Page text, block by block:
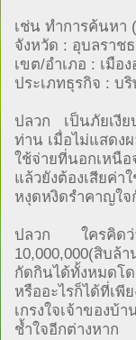
เช่น ทำการค้นหา
จังหวัด : อุบลราช
เขต/อำเภอ : เมือ
ประเภทธุรกิจ : บ
ปลวก เป็นภัยเงีย
ท่าน เมื่อไม่แสดง
ใช้จ่ายที่นอกเหนื
แล้วยังต้องเสีย
หงุดหงิดรำคาญใ
ปลวก ใครคิดว่
10,000,000(สิบล้
กัดกินได้ทั้งหมดโ
หรืออะไรก็ได้ที่เพี
เกรงใจเจ้าของ
ช้ำใจอีกต่างหาก